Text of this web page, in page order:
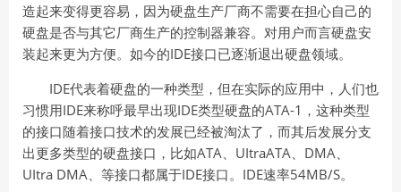
造起来变得更容易，因为硬盘生产厂商不需要在担心自己的
硬盘是否与其它厂商生产的控制器兼容。对用户而言硬盘安
装起来更为方便。如今的IDE接口已逐渐退出硬盘领域。
IDE代表着硬盘的一种类型，但在实际的应用中，人们也
习惯用IDE来称呼最早出现IDE类型硬盘的ATA-1，这种类型
的接口随着接口技术的发展已经被淘汰了，而其后发展分支
出更多类型的硬盘接口，比如ATA、UItraATA、DMA、
UItra DMA、等接口都属于IDE接口。IDE速率54MB/S。